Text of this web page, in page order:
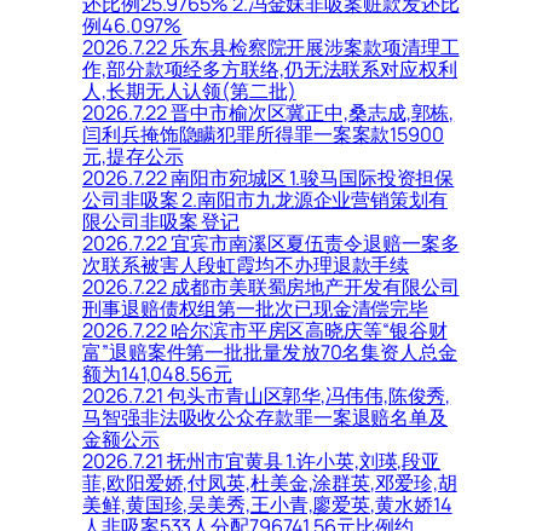
例46.097%
2026.7.22 乐东县检察院开展涉案款项清理工
作,部分款项经多方联络,仍无法联系对应权利
人,长期无人认领(第二批)
2026.7.22 晋中市榆次区冀正中,桑志成,郭栋,
闫利兵掩饰隐瞒犯罪所得罪一案案款15900
元,提存公示
2026.7.22 南阳市宛城区 1.骏马国际投资担保
公司非吸案 2.南阳市九龙源企业营销策划有
限公司非吸案 登记
2026.7.22 宜宾市南溪区夏伍责令退赔一案多
次联系被害人段虹霞均不办理退款手续
2026.7.22 成都市美联蜀房地产开发有限公司
刑事退赔债权组第一批次已现金清偿完毕
2026.7.22 哈尔滨市平房区高晓庆等“银谷财
富”退赔案件第一批批量发放70名集资人总金
额为141,048.56元
2026.7.21 包头市青山区郭华,冯伟伟,陈俊秀,
马智强非法吸收公众存款罪一案退赔名单及
金额公示
2026.7.21 抚州市宜黄县 1.许小英,刘瑛,段亚
菲,欧阳爱娇,付凤英,杜美金,涂群英,邓爱珍,胡
美鲜,黄国珍,吴美秀,王小青,廖爱英,黄水娇14